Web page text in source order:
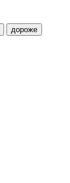
дороже